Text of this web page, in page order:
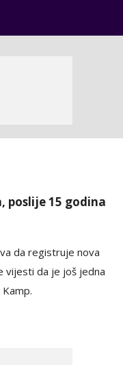
poslije 15 godina
da registruje nova
vijesti da je još jedna